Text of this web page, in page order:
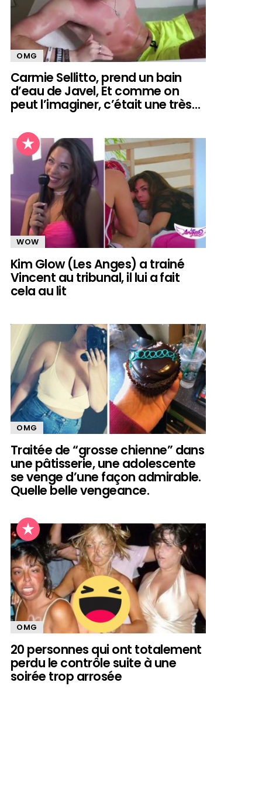
OMG
Carmie Sellitto, prend un bain
d’eau de Javel, Et comme on
peut l’imaginer, c’était une très…
WOW
Kim Glow (Les Anges) a trainé
Vincent au tribunal, il lui a fait
cela au lit
OMG
Traitée de “grosse chienne” dans
une pâtisserie, une adolescente
se venge d’une façon admirable.
Quelle belle vengeance.
OMG
20 personnes qui ont totalement
perdu le contrôle suite à une
soirée trop arrosée